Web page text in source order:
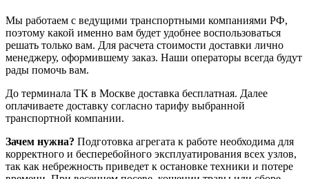
Мы работаем с ведущими транспортными компаниями РФ,
поэтому какой именно вам будет удобнее воспользоваться
решать только вам. Для расчета стоимости доставки лично
менеджеру, оформившему заказ. Наши операторы всегда будут
рады помочь вам.
До терминала ТК в Москве доставка бесплатная. Далее
оплачиваете доставку согласно тарифу выбранной
транспортной компании.
Зачем нужна? Подготовка агрегата к работе необходима для
корректного и бесперебойного эксплуатирования всех узлов,
так как небрежность приведет к остановке техники и потере